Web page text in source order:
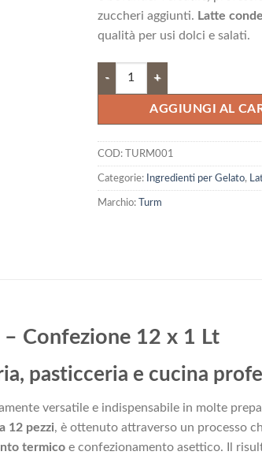
zuccheri aggiunti. Latte
qualità per usi dolci e salati.
Latte Condensato Non
AGGIUNGI AL
COD: TURM001
Categorie: Ingredienti per Gelato,
Marchio: Turm
Confezione 12 x 1 Lt
pasticceria e cucina
versatile e indispensabile in molte
12 pezzi, è ottenuto attraverso un processo
termico e confezionamento asettico. Il